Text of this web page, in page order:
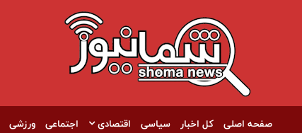
صفحه اصلی کل اخبار سیاسی اقتصادی اجتماعی ورزشی